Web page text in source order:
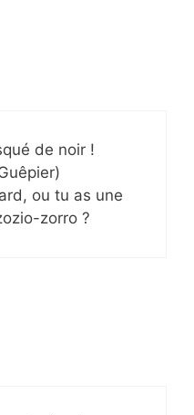
de noir !
ou tu as une
zorro ?